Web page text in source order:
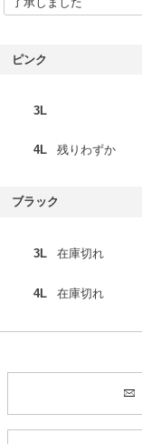
ピンク
3L
4L 残りわずか
ブラック
3L 在庫切れ
4L 在庫切れ